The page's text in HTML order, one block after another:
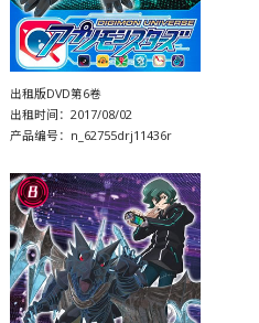
出租版DVD第6卷
出租时间：2017/08/02
产品编号：n_62755drj11436r